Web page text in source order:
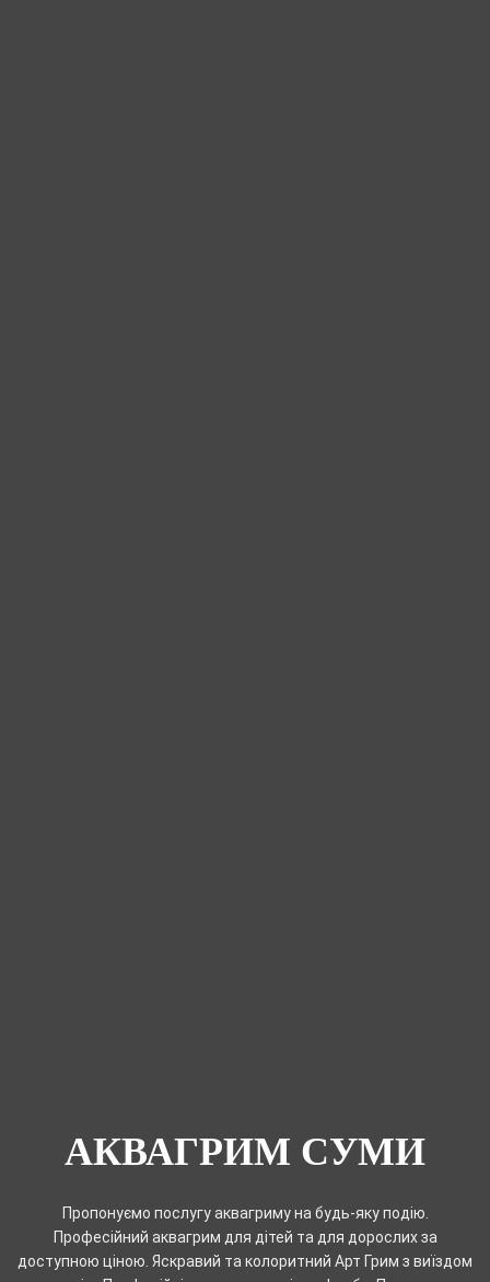
АКВАГРИМ СУМИ
Пропонуємо послугу аквагриму на будь-яку подію.
Професійний аквагрим для дітей та для дорослих за
доступною ціною. Яскравий та колоритний Арт Грим з виїздом